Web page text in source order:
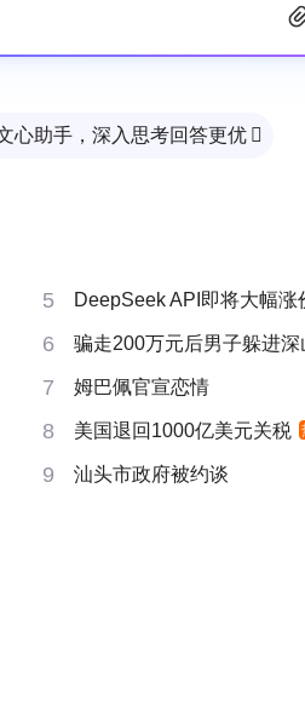
心助手，深入思考回答更优 
5 DeepSeek API即将大幅涨
6 骗走200万元后男子躲进深
7 姆巴佩官宣恋情
8 美国退回1000亿美元关税
9 汕头市政府被约谈